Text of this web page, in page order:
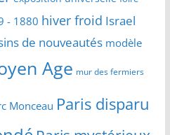
- 1880 hiver froid Israel
de nouveautés modèle
Age mur des fermiers
Monceau Paris disparu